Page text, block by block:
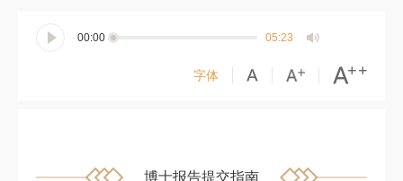
00:00 05:23
字体
博士报告提交指南